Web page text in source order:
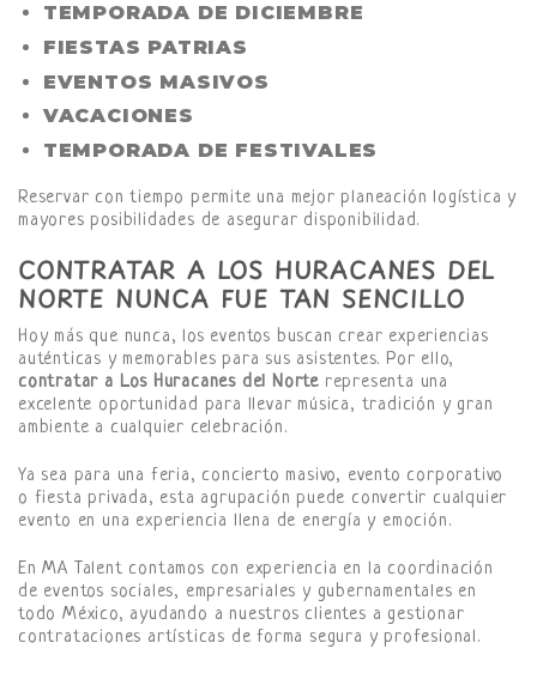
TEMPORADA DE DICIEMBRE
FIESTAS PATRIAS
EVENTOS MASIVOS
VACACIONES
TEMPORADA DE FESTIVALES
Reservar con tiempo permite una mejor planeación logística y
mayores posibilidades de asegurar disponibilidad.
CONTRATAR A LOS HURACANES DEL
NORTE NUNCA FUE TAN SENCILLO
Hoy más que nunca, los eventos buscan crear experiencias
auténticas y memorables para sus asistentes. Por ello,
contratar a Los Huracanes del Norte representa una
excelente oportunidad para llevar música, tradición y gran
ambiente a cualquier celebración.
Ya sea para una feria, concierto masivo, evento corporativo
o fiesta privada, esta agrupación puede convertir cualquier
evento en una experiencia llena de energía y emoción.
En MA Talent contamos con experiencia en la coordinación
de eventos sociales, empresariales y gubernamentales en
todo México, ayudando a nuestros clientes a gestionar
contrataciones artísticas de forma segura y profesional.